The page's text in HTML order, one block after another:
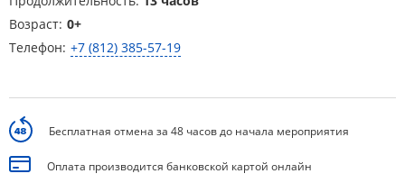
Возраст: 0+
Телефон: +7 (812) 385-57-19
Бесплатная отмена за 48 часов до начала мероприятия
Оплата производится банковской картой онлайн